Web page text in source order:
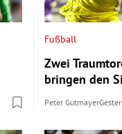
Fußball
Zwei
bringen den
Peter Gutmayer